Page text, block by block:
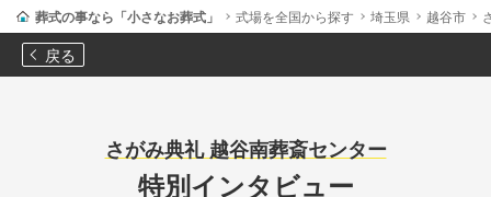
葬式の事なら「小さなお葬式」 式場を全国から探す 埼玉県 越谷市
戻る
さがみ典礼 越谷南葬斎センター
特別インタビュー